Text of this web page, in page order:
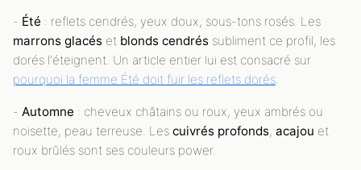
- Été : reflets cendrés, yeux doux, sous-tons rosés. Les
marrons glacés et blonds cendrés subliment ce profil, les
dorés l'éteignent. Un article entier lui est consacré sur
pourquoi la femme Été doit fuir les reflets dorés
- Automne : cheveux châtains ou roux, yeux ambrés ou
noisette, peau terreuse. Les cuivrés profonds, acajou et
roux brûlés sont ses couleurs power.